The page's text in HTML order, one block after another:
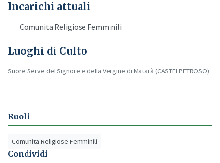
Incarichi attuali
Comunita Religiose Femminili
Luoghi di Culto
Suore Serve del Signore e della Vergine di Matarà (CASTELPETROSO)
Ruoli
Comunita Religiose Femminili
Condividi